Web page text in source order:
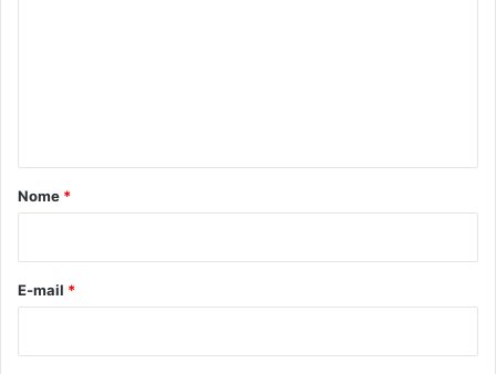
r
*
Nome *
E-mail *